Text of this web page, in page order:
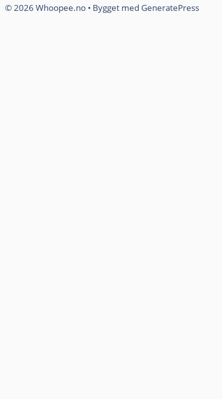
© 2026 Whoopee.no • Bygget med GeneratePress